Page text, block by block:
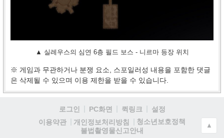
▲ 실레우스의 심연 6층 필드 보스 - 니르마 등장 위치
※ 게임과 무관하거나 분쟁 요소, 스포일러성 내용을 포함한 댓글
은 삭제될 수 있으며 이용 제한을 받을 수 있습니다.
로그인 PC화면 퀵링크
설정
이용약관
개인정보처리방침
청소년보호정책
불법촬영물신고안내
▲